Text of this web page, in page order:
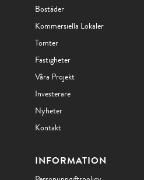
Bostäder
Kommersiella Lokaler
Tomter
Fastigheter
Våra Projekt
Investerare
Nyheter
Kontakt
INFORMATION